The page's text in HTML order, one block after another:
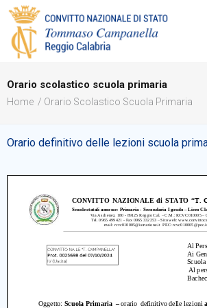
DOCUMENTAZIONE
PERSONALE
Comunicazioni Esterne
Orario scolastico scuola primaria
Home Orario Scolastico Scuola Primaria
Orario definitivo delle lezioni scuola